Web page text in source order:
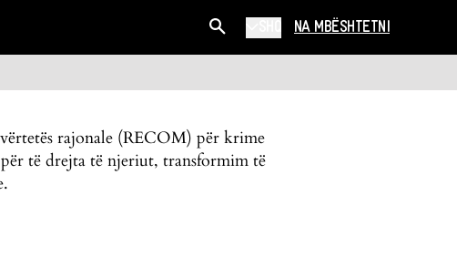
NA MBËSHTETNI
rajonale (RECOM) për krime
të drejta të njeriut, transformim të